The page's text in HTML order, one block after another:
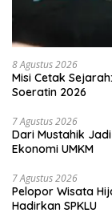
8 Agustus 2026
Misi Cetak
Soeratin 2026
7 Agustus 2026
Dari Mustahik
Ekonomi UMKM
7 Agustus 2026
Pelopor Wisata
Hadirkan SPKLU